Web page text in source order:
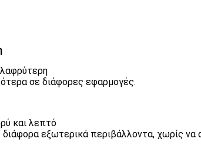
σε διάφορες εφαρμογές.
και λεπτό
εξωτερικά περιβάλλοντα, χωρίς να